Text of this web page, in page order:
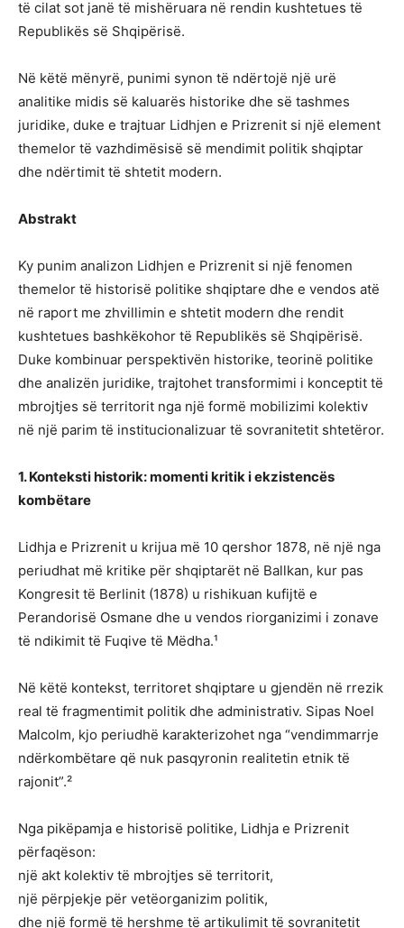
të cilat sot janë të mishëruara në rendin kushtetues të
Republikës së Shqipërisë.
Në këtë mënyrë, punimi synon të ndërtojë një urë
analitike midis së kaluarës historike dhe së tashmes
juridike, duke e trajtuar Lidhjen e Prizrenit si një element
themelor të vazhdimësisë së mendimit politik shqiptar
dhe ndërtimit të shtetit modern.
Abstrakt
Ky punim analizon Lidhjen e Prizrenit si një fenomen
themelor të historisë politike shqiptare dhe e vendos atë
në raport me zhvillimin e shtetit modern dhe rendit
kushtetues bashkëkohor të Republikës së Shqipërisë.
Duke kombinuar perspektivën historike, teorinë politike
dhe analizën juridike, trajtohet transformimi i konceptit të
mbrojtjes së territorit nga një formë mobilizimi kolektiv
në një parim të institucionalizuar të sovranitetit shtetëror.
1. Konteksti historik: momenti kritik i ekzistencës
kombëtare
Lidhja e Prizrenit u krijua më 10 qershor 1878, në një nga
periudhat më kritike për shqiptarët në Ballkan, kur pas
Kongresit të Berlinit (1878) u rishikuan kufijtë e
Perandorisë Osmane dhe u vendos riorganizimi i zonave
të ndikimit të Fuqive të Mëdha.¹
Në këtë kontekst, territoret shqiptare u gjendën në rrezik
real të fragmentimit politik dhe administrativ. Sipas Noel
Malcolm, kjo periudhë karakterizohet nga “vendimmarrje
ndërkombëtare që nuk pasqyronin realitetin etnik të
rajonit”.²
Nga pikëpamja e historisë politike, Lidhja e Prizrenit
përfaqëson:
një akt kolektiv të mbrojtjes së territorit,
një përpjekje për vetëorganizim politik,
dhe një formë të hershme të artikulimit të sovranitetit